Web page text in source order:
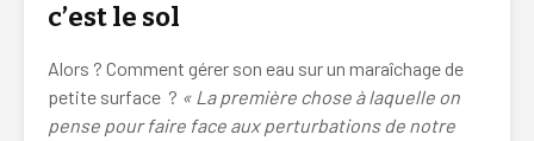
c’est le sol
Alors ? Comment gérer son eau sur un maraîchage de
petite surface ? « La première chose à laquelle on
pense pour faire face aux perturbations de notre